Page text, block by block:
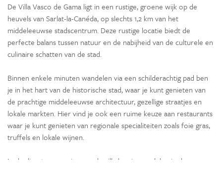
De Villa Vasco de Gama ligt in een rustige, groene wijk op de
heuvels van Sarlat-la-Canéda, op slechts 1,2 km van het
middeleeuwse stadscentrum. Deze rustige locatie biedt de
perfecte balans tussen natuur en de nabijheid van de culturele en
culinaire schatten van de stad.
Binnen enkele minuten wandelen via een schilderachtig pad ben
je in het hart van de historische stad, waar je kunt genieten van
de prachtige middeleeuwse architectuur, gezellige straatjes en
lokale markten. Hier vind je ook een ruime keuze aan restaurants
waar je kunt genieten van regionale specialiteiten zoals foie gras,
truffels en lokale wijnen.
In de directe omgeving van de villa kun je wandelen in de